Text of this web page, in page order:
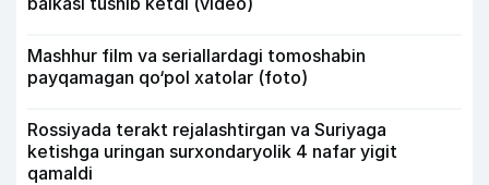
Mashhur film va seriallardagi tomoshabin
payqamagan qo‘pol xatolar (foto)
Rossiyada terakt rejalashtirgan va Suriyaga
ketishga uringan surxondaryolik 4 nafar yigit
qamaldi